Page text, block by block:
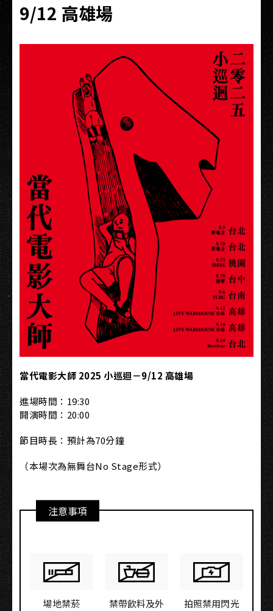
9/12 高雄場
當代電影大師 2025 小巡迴－9/12 高雄場
進場時間：19:30
開演時間：20:00
節目時長：預計為70分鐘
（本場次為無舞台No Stage形式）
注意事項
場地禁菸
禁帶飲料及外
拍照禁用閃光